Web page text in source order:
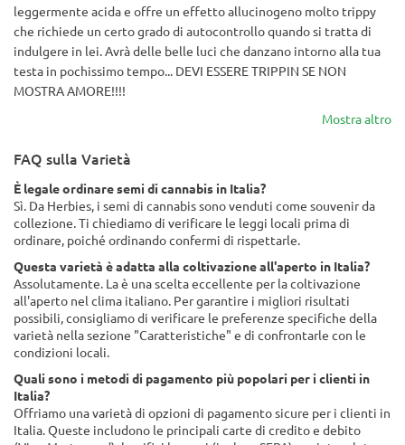
leggermente acida e offre un effetto allucinogeno molto trippy
che richiede un certo grado di autocontrollo quando si tratta di
indulgere in lei. Avrà delle belle luci che danzano intorno alla tua
testa in pochissimo tempo... DEVI ESSERE TRIPPIN SE NON
MOSTRA AMORE!!!!
Mostra altro
FAQ sulla Varietà
È legale ordinare semi di cannabis in Italia?
Sì. Da Herbies, i semi di cannabis sono venduti come souvenir da
collezione. Ti chiediamo di verificare le leggi locali prima di
ordinare, poiché ordinando confermi di rispettarle.
Questa varietà è adatta alla coltivazione all'aperto in Italia?
Assolutamente. La è una scelta eccellente per la coltivazione
all'aperto nel clima italiano. Per garantire i migliori risultati
possibili, consigliamo di verificare le preferenze specifiche della
varietà nella sezione "Caratteristiche" e di confrontarle con le
condizioni locali.
Quali sono i metodi di pagamento più popolari per i clienti in
Italia?
Offriamo una varietà di opzioni di pagamento sicure per i clienti in
Italia. Queste includono le principali carte di credito e debito